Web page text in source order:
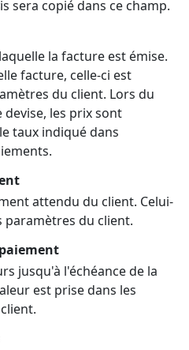
sera copié dans ce champ.
la facture est émise.
facture, celle-ci est
du client. Lors du
les prix sont
taux indiqué dans
attendu du client. Celui-
paramètres du client.
jusqu'à l'échéance de la
est prise dans les